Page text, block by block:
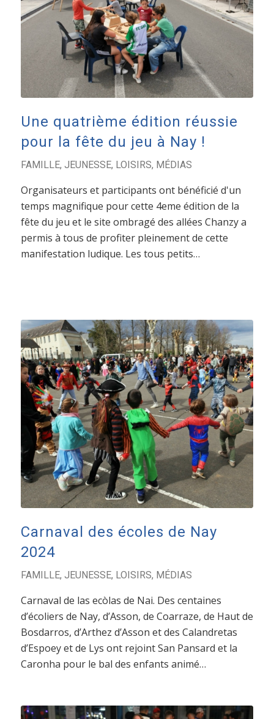
Une quatrième édition réussie
pour la fête du jeu à Nay !
FAMILLE, JEUNESSE, LOISIRS, MÉDIAS
Organisateurs et participants ont bénéficié d'un
temps magnifique pour cette 4eme édition de la
fête du jeu et le site ombragé des allées Chanzy a
permis à tous de profiter pleinement de cette
manifestation ludique. Les tous petits…
Carnaval des écoles de Nay
2024
FAMILLE, JEUNESSE, LOISIRS, MÉDIAS
Carnaval de las ecòlas de Nai. Des centaines
d’écoliers de Nay, d’Asson, de Coarraze, de Haut de
Bosdarros, d’Arthez d’Asson et des Calandretas
d’Espoey et de Lys ont rejoint San Pansard et la
Caronha pour le bal des enfants animé…